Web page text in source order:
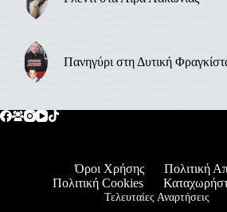
Πανηγύρι στη Δυτική
Όροι Χρήσης
Πολιτική
Πολιτική Cookies
Τελευταίες Αναρτήσεις